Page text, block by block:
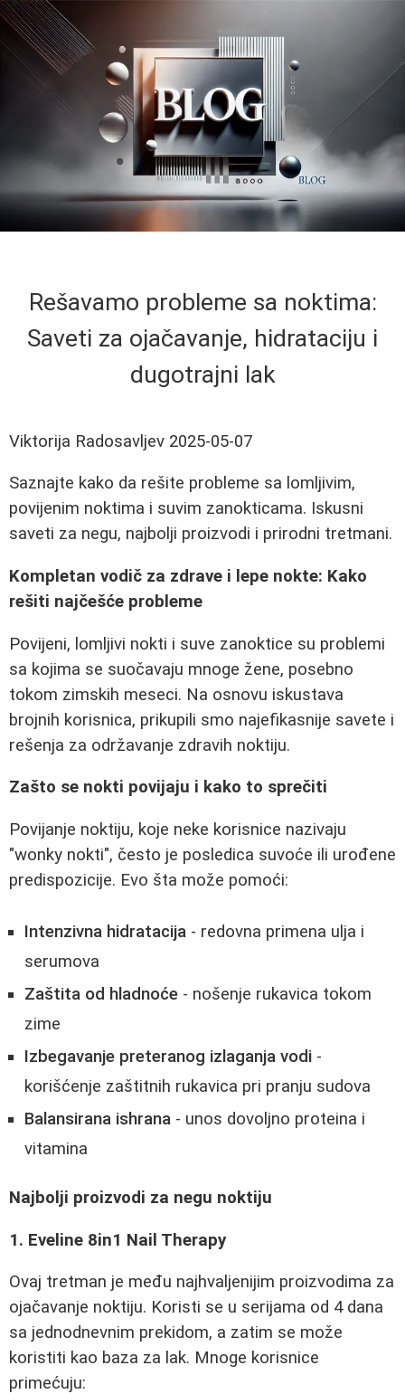
Rešavamo probleme sa noktima:
Saveti za ojačavanje, hidrataciju i
dugotrajni lak
Viktorija Radosavljev 2025-05-07
Saznajte kako da rešite probleme sa lomljivim,
povijenim noktima i suvim zanokticama. Iskusni
saveti za negu, najbolji proizvodi i prirodni tretmani.
Kompletan vodič za zdrave i lepe nokte: Kako
rešiti najčešće probleme
Povijeni, lomljivi nokti i suve zanoktice su problemi
sa kojima se suočavaju mnoge žene, posebno
tokom zimskih meseci. Na osnovu iskustava
brojnih korisnica, prikupili smo najefikasnije savete i
rešenja za održavanje zdravih noktiju.
Zašto se nokti povijaju i kako to sprečiti
Povijanje noktiju, koje neke korisnice nazivaju
"wonky nokti", često je posledica suvoće ili urođene
predispozicije. Evo šta može pomoći:
Intenzivna hidratacija - redovna primena ulja i
serumova
Zaštita od hladnoće - nošenje rukavica tokom
zime
Izbegavanje preteranog izlaganja vodi -
korišćenje zaštitnih rukavica pri pranju sudova
Balansirana ishrana - unos dovoljno proteina i
vitamina
Najbolji proizvodi za negu noktiju
1. Eveline 8in1 Nail Therapy
Ovaj tretman je među najhvaljenijim proizvodima za
ojačavanje noktiju. Koristi se u serijama od 4 dana
sa jednodnevnim prekidom, a zatim se može
koristiti kao baza za lak. Mnoge korisnice
primećuju: